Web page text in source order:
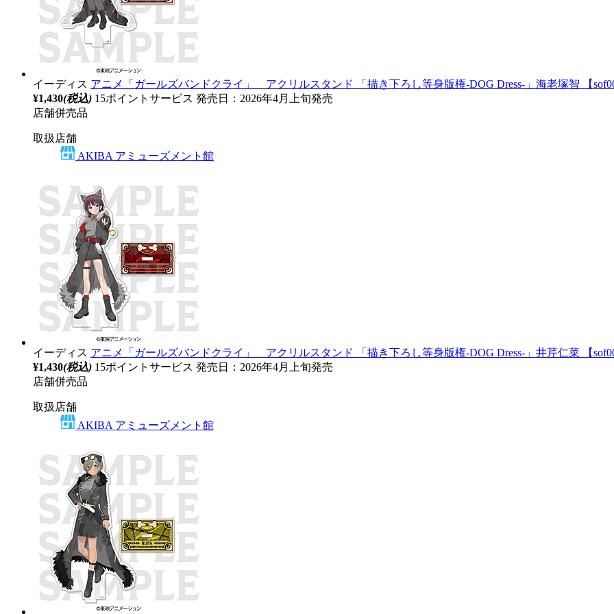
イーディス アニメ「ガールズバンドクライ」 アクリルスタンド 「描き下ろし等身版権-DOG Dress-」海老塚智 【
¥1,430(税込) 15ポイントサービス 発売日：2026年4月上旬発売
店舗併売品
取扱店舗
AKIBA アミューズメント館
イーディス アニメ「ガールズバンドクライ」 アクリルスタンド 「描き下ろし等身版権-DOG Dress-」井芹仁菜 【
¥1,430(税込) 15ポイントサービス 発売日：2026年4月上旬発売
店舗併売品
取扱店舗
AKIBA アミューズメント館